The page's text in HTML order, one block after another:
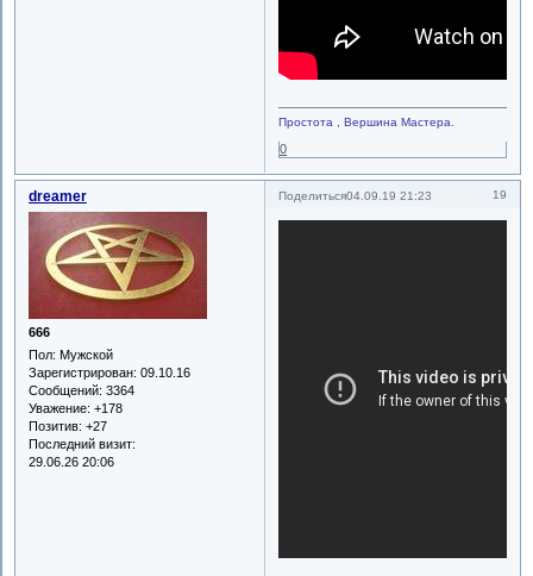
Простота , Вершина Мастера.
0
Поделиться 19
04.09.19 21:23
dreamer
666
Пол: Мужской
Зарегистрирован: 09.10.16
Сообщений: 3364
Уважение: +178
Позитив: +27
Последний визит:
29.06.26 20:06